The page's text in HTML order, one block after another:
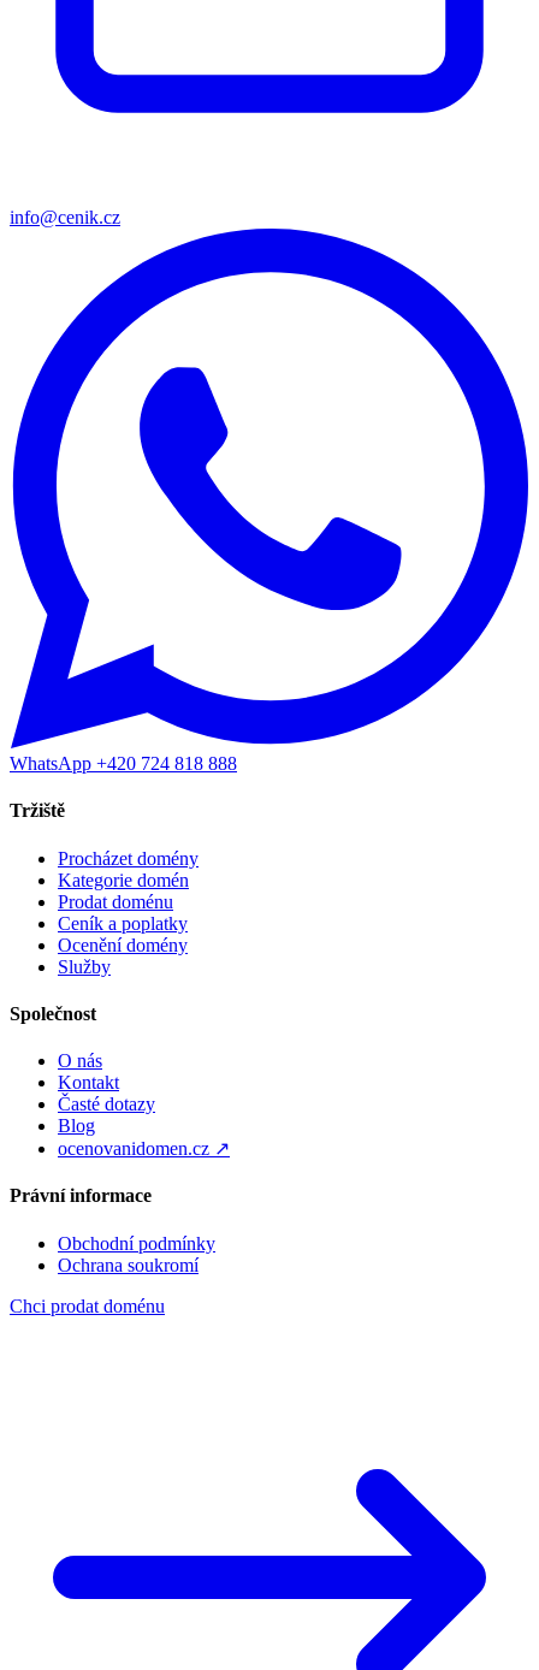
info@cenik.cz
WhatsApp +420 724 818 888
Tržiště
Procházet domény
Kategorie domén
Prodat doménu
Ceník a poplatky
Ocenění domény
Služby
Společnost
O nás
Kontakt
Časté dotazy
Blog
ocenovanidomen.cz ↗
Právní informace
Obchodní podmínky
Ochrana soukromí
Chci prodat doménu